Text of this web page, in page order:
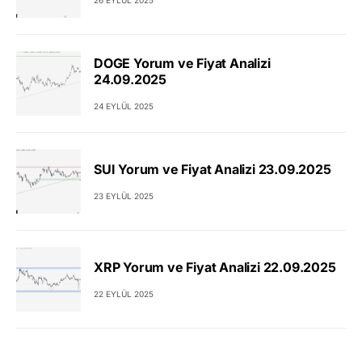
DOGE Yorum ve Fiyat Analizi
24.09.2025
24 EYLÜL 2025
SUI Yorum ve Fiyat Analizi 23.09.2025
23 EYLÜL 2025
XRP Yorum ve Fiyat Analizi 22.09.2025
22 EYLÜL 2025